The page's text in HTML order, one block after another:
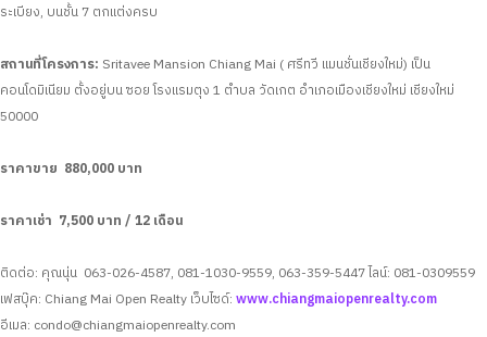
ระเบียง, บนชั้น 7 ตกแต่งครบ
สถานที่โครงการ: Sritavee Mansion Chiang Mai ( ศรีทวี แมนชั่นเชียงใหม่) เป็น
คอนโดมิเนียม ตั้งอยู่บน ซอย โรงแรมตุง 1 ตำบล วัดเกต อำเภอเมืองเชียงใหม่ เชียงใหม่
50000
ราคาขาย 880,000 บาท
ราคาเช่า 7,500 บาท / 12 เดือน
ติดต่อ: คุณนุ่น 063-026-4587, 081-1030-9559, 063-359-5447ไลน์: 081-0309559
เฟสบุ๊ค: Chiang Mai Open Realty เว็บไซด์: www.chiangmaiopenrealty.com
อีเมล: condo@chiangmaiopenrealty.com